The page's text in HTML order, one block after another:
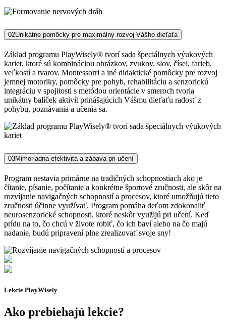
02 Unikátne pomôcky pre maximálny rozvoj Vášho dieťaťa
Základ programu PlayWisely® tvorí sada špeciálnych výukových
kariet, ktoré sú kombináciou obrázkov, zvukov, slov, čísel, farieb,
veľkostí a tvarov. Montessorri a iné didaktické pomôcky pre rozvoj
jemnej motoriky, pomôcky pre pohyb, rehabilitáciu a senzorickú
integráciu v spojitosti s metódou orientácie v smeroch tvoria
unikátny balíček aktivít prinášajúcich Vášmu dieťaťu radosť z
pohybu, poznávania a učenia sa.
03Mimoriadna efektivita a zábava pri učení
Program nestavia primárne na tradičných schopnostiach ako je
čítanie, písanie, počítanie a konkrétne športové zručnosti, ale skôr na
rozvíjanie navigačných schopností a procesov, ktoré umožňujú tieto
zručnosti účinne využívať. Program pomáha deťom zdokonaliť
neurosenzorické schopnosti, ktoré neskôr využijú pri učení. Keď
prídu na to, čo chcú v živote robiť, čo ich baví alebo na čo majú
nadanie, budú pripravení plne zrealizovať svoje sny!
Lekcie PlayWisely
Ako prebiehajú lekcie?